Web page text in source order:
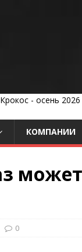
КОМПАНИИ
0